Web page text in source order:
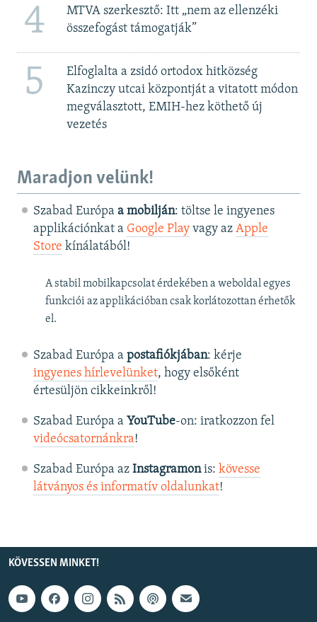
4
MTVA szerkesztő: Itt „nem az ellenzéki
összefogást támogatják”
5
Elfoglalta a zsidó ortodox hitközség
Kazinczy utcai központját a vitatott módon
megválasztott, EMIH-hez köthető új
vezetés
Maradjon velünk!
Szabad Európa a mobilján: töltse le ingyenes
applikációnkat a Google Playvagy az Apple
Store kínálatából!
A stabil mobilkapcsolat érdekében a weboldal egyes
funkciói az applikációban csak korlátozottan érhetők
el.
Szabad Európa a postafiókjában: kérje
ingyenes hírlevelünket, hogy elsőként
értesüljön cikkeinkről!
Szabad Európa a YouTube-on: iratkozzon fel
videócsatornánkra!
Szabad Európa az Instagramonis: kövesse
látványos és informatív oldalunkat! ​
KÖVESSEN MINKET!